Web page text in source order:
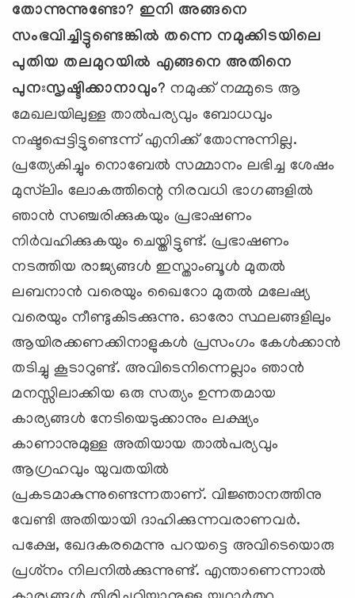
തോന്നുന്നുണ്ടോ? ഇനി അങ്ങനെ
സംഭവിച്ചിട്ടുണ്ടെങ്കില്‍ തന്നെ നമുക്കിടയിലെ
പുതിയ തലമുറയില്‍ എങ്ങനെ അതിനെ
പുനഃസൃഷ്ടിക്കാനാവും? നമുക്ക് നമ്മുടെ ആ
മേഖലയിലുള്ള താല്‍പര്യവും ബോധവും
നഷ്ടപ്പെട്ടിട്ടുണ്ടെന്ന് എനിക്ക് തോന്നുന്നില്ല.
പ്രത്യേകിച്ചും നൊബേല്‍ സമ്മാനം ലഭിച്ച ശേഷം
മുസ്‌ലിം ലോകത്തിന്റെ നിരവധി ഭാഗങ്ങളില്‍
ഞാന്‍ സഞ്ചരിക്കുകയും പ്രഭാഷണം
നിര്‍വഹിക്കുകയും ചെയ്തിട്ടുണ്ട്. പ്രഭാഷണം
നടത്തിയ രാജ്യങ്ങള്‍ ഇസ്താംബൂള്‍ മുതല്‍
ലബനാന്‍ വരെയും ഖൈറോ മുതല്‍ മലേഷ്യ
വരെയും നീണ്ടുകിടക്കുന്നു. ഓരോ സ്ഥലങ്ങളിലും
ആയിരക്കണക്കിനാളുകള്‍ പ്രസംഗം കേള്‍ക്കാന്‍
തടിച്ചു കൂടാറുണ്ട്. അവിടെനിന്നെല്ലാം ഞാന്‍
മനസ്സിലാക്കിയ ഒരു സത്യം ഉന്നതമായ
കാര്യങ്ങള്‍ നേടിയെടുക്കാനും ലക്ഷ്യം
കാണാനുമുള്ള അതിയായ താല്‍പര്യവും
ആഗ്രഹവും യുവതയില്‍
പ്രകടമാകുന്നുണ്ടെന്നതാണ്. വിജ്ഞാനത്തിനു
വേണ്ടി അതിയായി ദാഹിക്കുന്നവരാണവര്‍.
പക്ഷേ, ഖേദകരമെന്നു പറയട്ടെ അവിടെയൊരു
പ്രശ്‌നം നിലനില്‍ക്കുന്നുണ്ട്. എന്താണെന്നാല്‍